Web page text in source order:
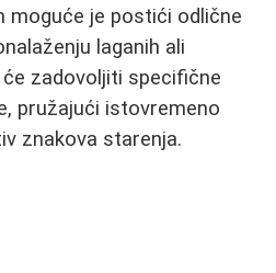
moguće je postići odlične
laganih ali
zadovoljiti specifične
pružajući istovremeno
znakova starenja.